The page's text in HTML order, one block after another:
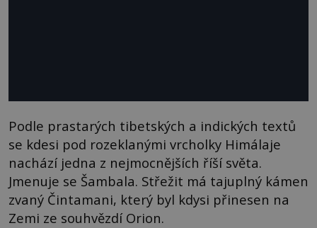
Podle prastarých tibetských a indických textů
se kdesi pod rozeklanými vrcholky Himálaje
nachází jedna z nejmocnějších říší světa.
Jmenuje se Šambala. Střežit má tajuplný kámen
zvaný Čintamani, který byl kdysi přinesen na
Zemi ze souhvězdí Orion.